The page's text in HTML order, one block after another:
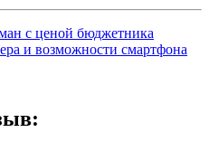
с ценой бюджетника
и возможности смартфона